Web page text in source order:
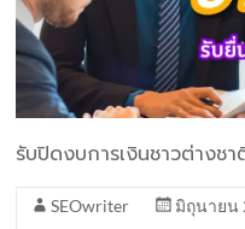
รับปิดงบการเงินชาวต่างช
SEOwriter
มิถุนายน